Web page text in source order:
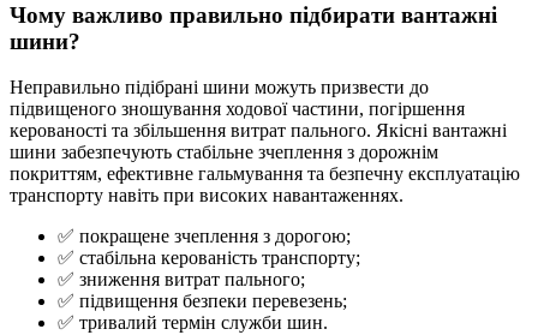
Чому важливо правильно підбирати вантажні
шини?
Неправильно підібрані шини можуть призвести до
підвищеного зношування ходової частини, погіршення
керованості та збільшення витрат пального. Якісні вантажні
шини забезпечують стабільне зчеплення з дорожнім
покриттям, ефективне гальмування та безпечну експлуатацію
транспорту навіть при високих навантаженнях.
✅ покращене зчеплення з дорогою;
✅ стабільна керованість транспорту;
✅ зниження витрат пального;
✅ підвищення безпеки перевезень;
✅ тривалий термін служби шин.